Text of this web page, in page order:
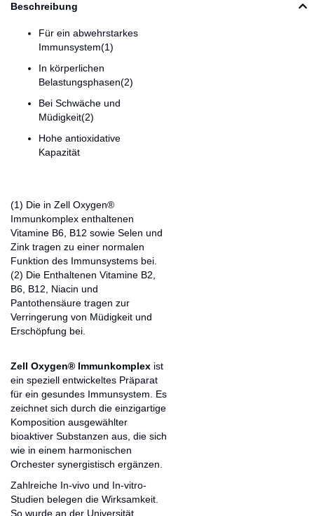
Beschreibung
Für ein abwehrstarkes
Immunsystem(1)
In körperlichen
Belastungsphasen(2)
Bei Schwäche und
Müdigkeit(2)
Hohe antioxidative
Kapazität
(1) Die in Zell Oxygen®
Immunkomplex enthaltenen
Vitamine B6, B12 sowie Selen und
Zink tragen zu einer normalen
Funktion des Immunsystems bei.
(2) Die Enthaltenen Vitamine B2,
B6, B12, Niacin und
Pantothensäure tragen zur
Verringerung von Müdigkeit und
Erschöpfung bei.
Zell Oxygen® Immunkomplex ist
ein speziell entwickeltes Präparat
für ein gesundes Immunsystem. Es
zeichnet sich durch die einzigartige
Komposition ausgewählter
bioaktiver Substanzen aus, die sich
wie in einem harmonischen
Orchester synergistisch ergänzen.
Zahlreiche In-vivo und In-vitro-
Studien belegen die Wirksamkeit.
So wurde an der Universität